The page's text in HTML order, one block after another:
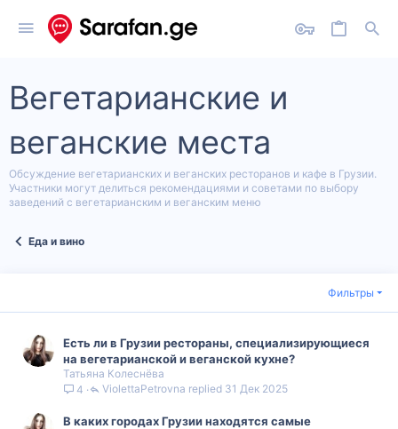
Вегетарианские и
веганские места
Обсуждение вегетарианских и веганских ресторанов и кафе в Грузии.
Участники могут делиться рекомендациями и советами по выбору
заведений с вегетарианским и веганским меню
Еда и вино
Фильтры
Есть ли в Грузии рестораны, специализирующиеся
на вегетарианской и веганской кухне?
Татьяна Колеснёва
4
31 Дек 2025
ViolettaPetrovna
В каких городах Грузии находятся самые